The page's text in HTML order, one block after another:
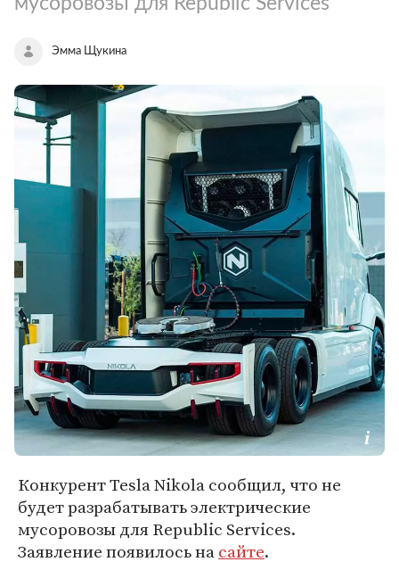
Эмма Щукина
Конкурент Tesla Nikola сообщил, что не
будет разрабатывать электрические
мусоровозы для Republic Services.
Заявление появилось насайте.